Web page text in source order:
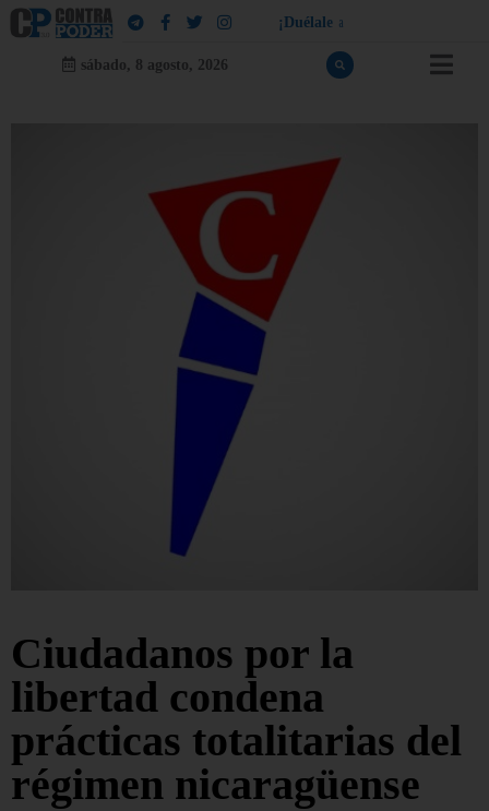
¡ Dué a e a
sábado, 8 agosto, 2026
Ciudadanos por la
libertad condena
prácticas totalitarias del
régimen nicaragüense